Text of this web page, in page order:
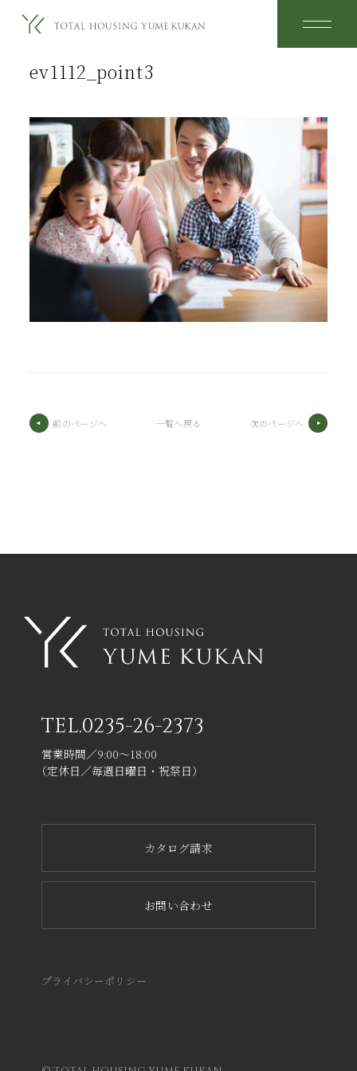
ev1112_point3
前のページへ 一覧へ戻る 次のページへ
TEL.0235-26-2373
営業時間／9:00～18:00
（定休日／毎週日曜日・祝祭日）
カタログ請求
お問い合わせ
プライバシーポリシー